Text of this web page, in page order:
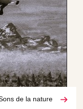
de la nature